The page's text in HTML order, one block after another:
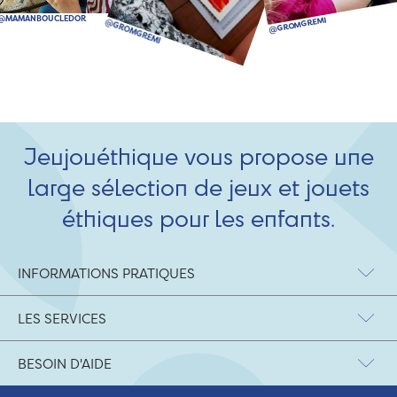
Jeujouéthique vous propose une
large sélection de jeux et jouets
éthiques pour les enfants.
INFORMATIONS PRATIQUES
LES SERVICES
BESOIN D'AIDE